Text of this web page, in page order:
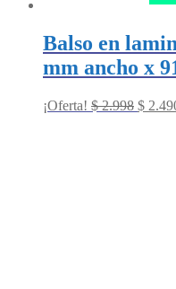
Balso en
mm ancho x
¡Oferta! $2.998 $